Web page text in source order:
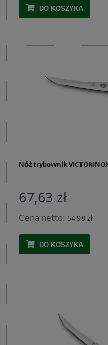
DO KOSZYKA
Nóż trybownik
67,63 zł
Cena netto: 54,98 zł
DO KOSZYKA